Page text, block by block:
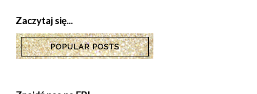
Zaczytaj się...